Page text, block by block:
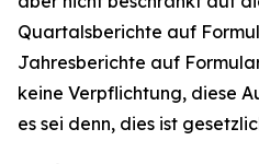
Quartalsberichte auf
Jahresberichte auf
keine Verpflichtung, diese
es sei denn, dies ist